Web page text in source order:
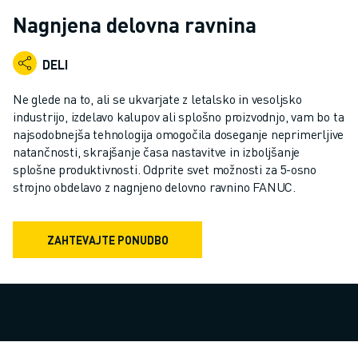
SODELUJOČI ROBOTI
NABOR ROBOTOV
KRMILNIKI ROBOTOV
DODATKI ZA ROBOTE
PROGRAMSKA OPREMA ROBOTOV
PROGRAMSKA OPREMA ZA SIMULACIJO
IZDELKI ZA IZOBRAŽEVALNO ROBOTIKO
AVTOMATIZACIJA ROBOTOV
ROBOTI ZA OBLOČNO VARJENJE
SERIJA ARC MATE
SERIJA M-900
ROBOTI ZA PALETIRANJE
Nagnjena delovna ravnina
DELI
Ne glede na to, ali se ukvarjate z letalsko in vesoljsko
industrijo, izdelavo kalupov ali splošno proizvodnjo, vam bo ta
najsodobnejša tehnologija omogočila doseganje neprimerljive
natančnosti, skrajšanje časa nastavitve in izboljšanje
splošne produktivnosti. Odprite svet možnosti za 5-osno
strojno obdelavo z nagnjeno delovno ravnino FANUC.
ZAHTEVAJTE PONUDBO